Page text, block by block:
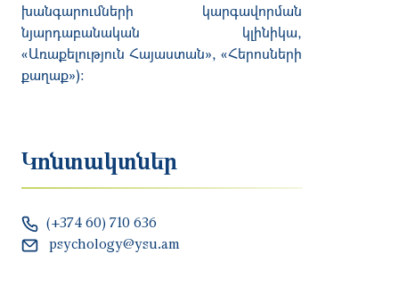
խանգարումների կարգավորման
նյարդաբանական կլինիկա,
«Առաքելություն Հայաստան», «Հերոսների
քաղաք»):
Կոնտակտներ
(+374 60) 710 636
psychology@ysu.am